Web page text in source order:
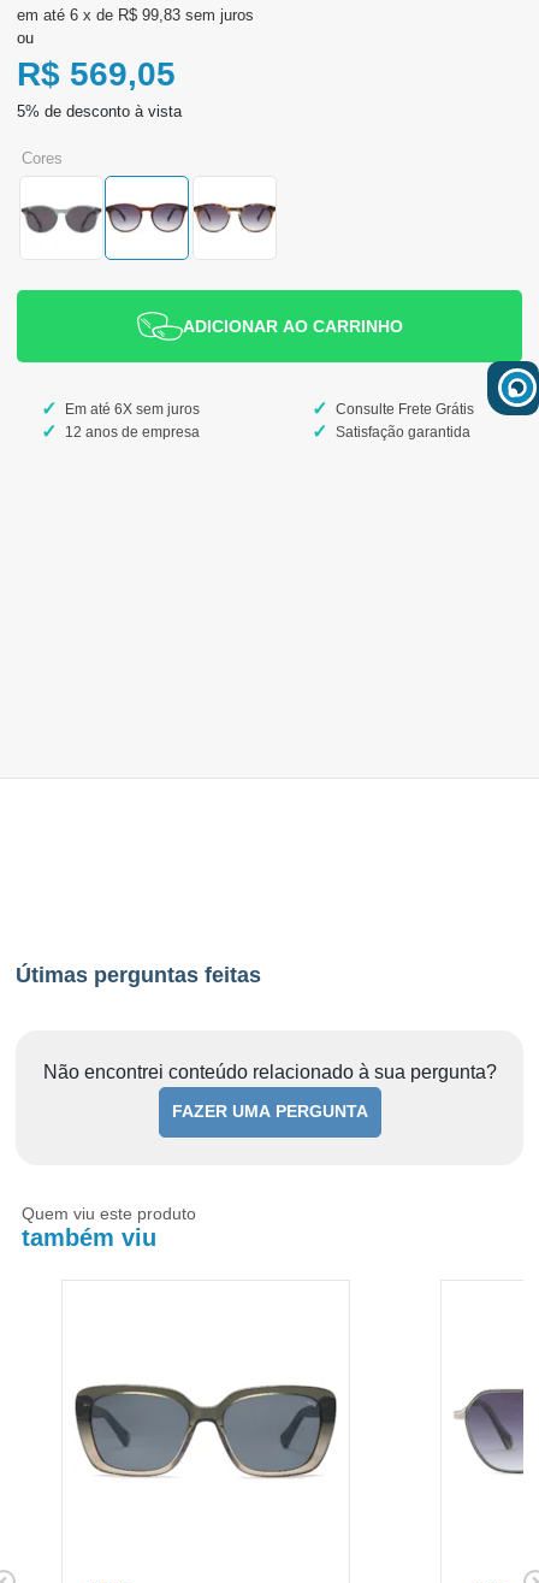
6 x de R$ 99,83 sem juros
ou
R$ 569,05
cores
ADICIONAR AO CARRINHO
Em até 6X sem juros
12 anos de empresa
Consulte Frete Grátis
Satisfação garantida
Útimas perguntas feitas
Não encontrei conteúdo relacionado à sua pergunta?
FAZER UMA PERGUNTA
Quem viu este produto
também viu